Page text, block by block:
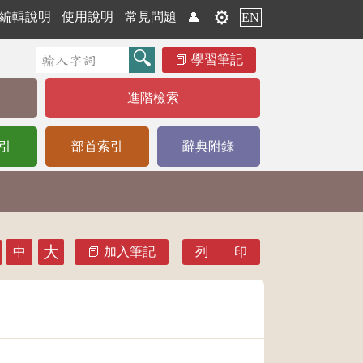
編輯說明 使用說明 常見問題 👤 ⚙️ EN
學習筆記
進階檢索
部首索引 辭典附錄
中 大 加入筆記 列 印